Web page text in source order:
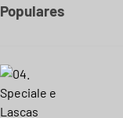
Populares